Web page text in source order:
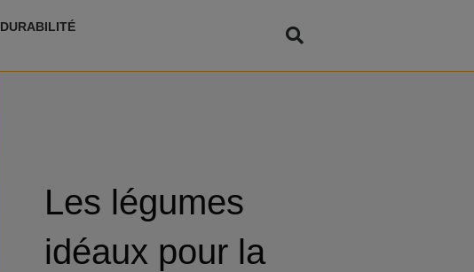
DURABILITÉ
Les légumes
idéaux pour la